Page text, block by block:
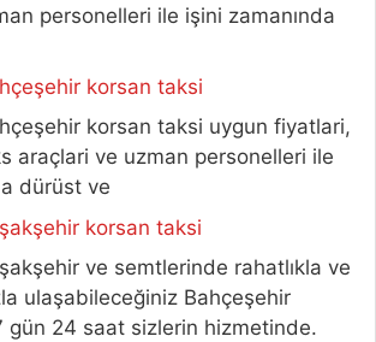
personelleri ile işini zamanında
korsan taksi
korsan taksi uygun fiyatlari,
araçlari ve uzman personelleri ile
dürüst ve
korsan taksi
ve semtlerinde rahatlıkla ve
ulaşabileceğiniz Bahçeşehir
gün 24 saat sizlerin hizmetinde.